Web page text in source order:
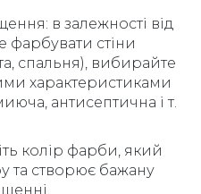
в залежності від
фарбувати стіни
спальня), вибирайте
характеристиками
антисептична і т.
колір фарби, який
та створює бажану